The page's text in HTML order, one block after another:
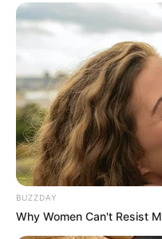
BUZZDAY
Why Women Can't Resist